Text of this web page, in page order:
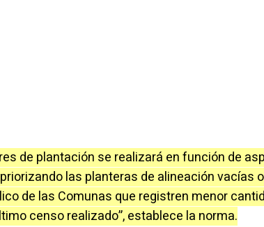
de plantación se realizará en función de
las planteras de alineación vacías
de las Comunas que registren menor
censo realizado”, establece la norma.